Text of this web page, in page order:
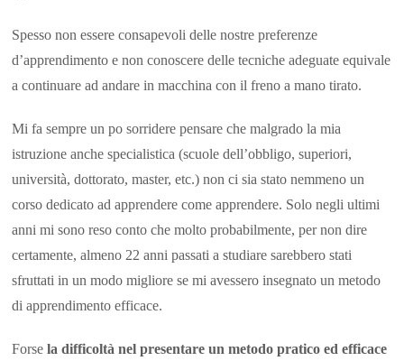
Spesso non essere consapevoli delle nostre preferenze
d’apprendimento e non conoscere delle tecniche adeguate equivale
a continuare ad andare in macchina con il freno a mano tirato.
Mi fa sempre un po sorridere pensare che malgrado la mia
istruzione anche specialistica (scuole dell’obbligo, superiori,
università, dottorato, master, etc.) non ci sia stato nemmeno un
corso dedicato ad apprendere come apprendere. Solo negli ultimi
anni mi sono reso conto che molto probabilmente, per non dire
certamente, almeno 22 anni passati a studiare sarebbero stati
sfruttati in un modo migliore se mi avessero insegnato un metodo
di apprendimento efficace.
Forsela difficoltà nel presentare un metodo pratico ed efficace